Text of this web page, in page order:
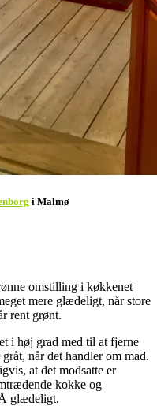
i Malmø
omstilling i køkkenet
mere glædeligt, når store
rent grønt.
i høj grad med til at fjerne
når det handler om mad.
at det modsatte er
kokke og
glædeligt.